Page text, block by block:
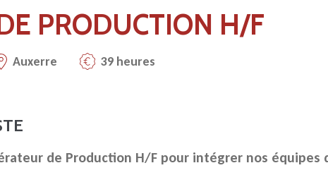
PRODUCTION H/F
Auxerre 39 heures
de Production H/F pour intégrer nos équipes